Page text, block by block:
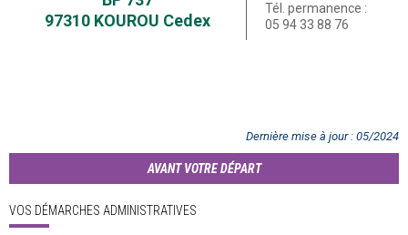
97310 KOUROU Cedex
Tél. permanence :
05 94 33 88 76
Dernière mise à jour: 05/2024
AVANT VOTRE DÉPART
VOS DÉMARCHES ADMINISTRATIVES